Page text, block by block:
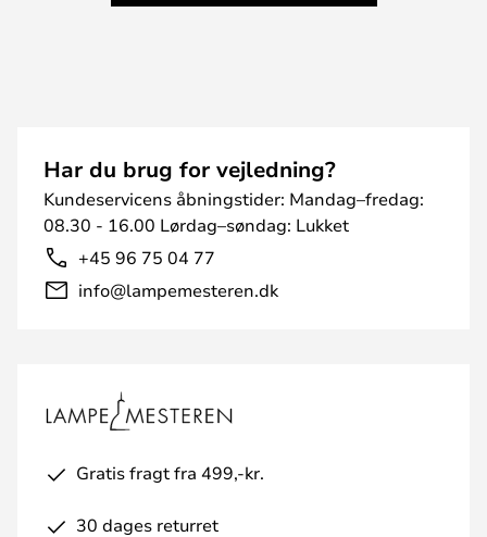
Har du brug for vejledning?
Kundeservicens åbningstider: Mandag–fredag:
08.30 - 16.00 Lørdag–søndag: Lukket
+45 96 75 04 77
info@lampemesteren.dk
Gratis fragt fra 499,-kr.
30 dages returret